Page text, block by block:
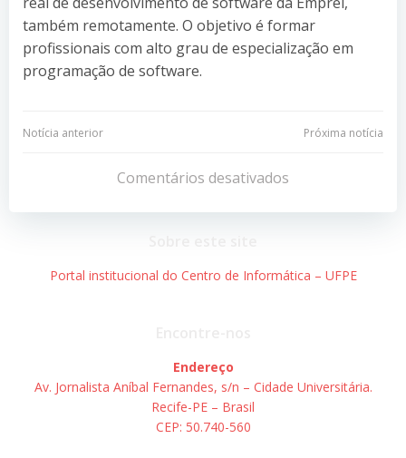
também remotamente. O objetivo é formar
profissionais com alto grau de especialização em
programação de software.
Navegação
Post
Notícia anterior
Navegação
de
Post
Próxima notícia
Comentários desativados
Portal institucional do Centro de Informática – UFPE
Endereço
Av. Jornalista Aníbal Fernandes, s/n – Cidade Universitária.
Recife-PE – Brasil
CEP: 50.740-560